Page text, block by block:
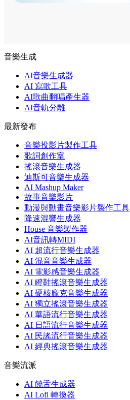
音樂生成
AI音樂生成器
AI 寫歌工具
AI歌曲翻唱產生器
AI音軌分離
最新發布
音樂投影片製作工具
歌詞創作室
搖滾音樂生成器
迪斯可音樂生成器
AI Mashup Maker
故事音樂影片
動漫與動畫音樂影片製作工具
降速混響生成器
House 音樂製作器
AI音訊轉MIDI
AI 超流行音樂生成器
AI 混音音樂生成器
AI 電影感音樂生成器
AI 瞪鞋搖滾音樂生成器
AI 硬核龐克音樂生成器
AI 獨立搖滾音樂生成器
AI 華語流行音樂生成器
AI 日語流行音樂生成器
AI 民謠流行音樂生成器
AI 經典搖滾音樂生成器
音樂流派
AI 饒舌生成器
AI Lofi 轉換器